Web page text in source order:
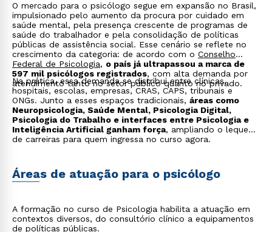
O mercado para o psicólogo segue em expansão no Brasil,
impulsionado pelo aumento da procura por cuidado em
saúde mental, pela presença crescente de programas de
saúde do trabalhador e pela consolidação de políticas
públicas de assistência social. Esse cenário se reflete no
crescimento da categoria: de acordo com o Conselho
Federal de Psicologia, o país já ultrapassou a marca de
597 mil psicólogos registrados, com alta demanda por
atendimento tanto no setor público quanto no privado.
Na prática, essa demanda se distribui entre clínicas,
hospitais, escolas, empresas, CRAS, CAPS, tribunais e
ONGs. Junto a esses espaços tradicionais, áreas como
Neuropsicologia, Saúde Mental, Psicologia Digital,
Psicologia do Trabalho e interfaces entre Psicologia e
Inteligência Artificial ganham força, ampliando o leque
de carreiras para quem ingressa no curso agora.
Áreas de atuação para o psicólogo
A formação no curso de Psicologia habilita a atuação em
contextos diversos, do consultório clínico a equipamentos
de políticas públicas.